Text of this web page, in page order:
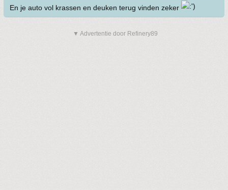
En je auto vol krassen en deuken terug vinden zeker
▼ Advertentie door Refinery89